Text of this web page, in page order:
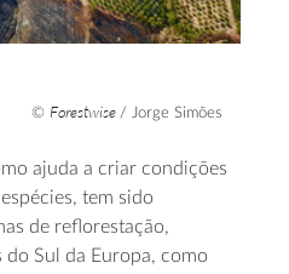
© Forestwise / Jorge Simões
ajuda a criar condições
tem sido
de reflorestação,
do Sul da Europa, como